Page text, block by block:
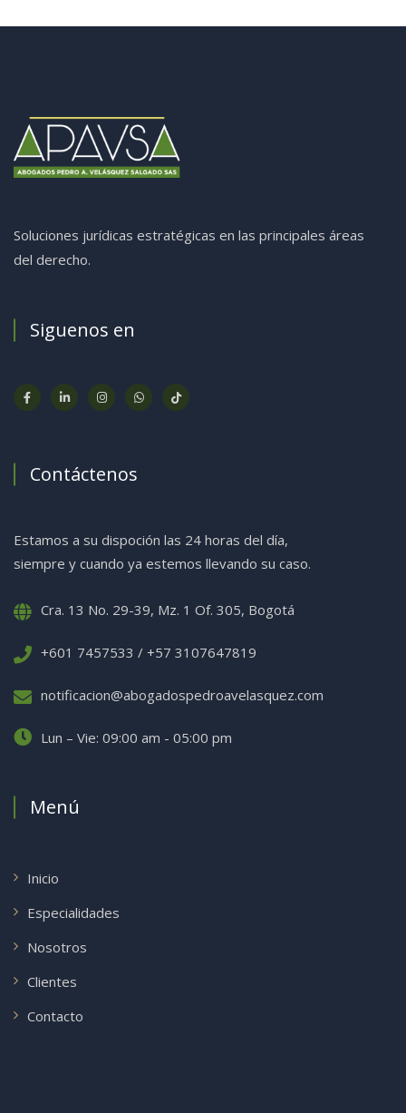
Soluciones jurídicas estratégicas en las principales áreas
del derecho.
Siguenos en
Contáctenos
Estamos a su dispoción las 24 horas del día,
siempre y cuando ya estemos llevando su caso.
Cra. 13 No. 29-39, Mz. 1 Of. 305, Bogotá
+601 7457533 / +57 3107647819
notificacion@abogadospedroavelasquez.com
Lun – Vie: 09:00 am - 05:00 pm
Menú
Inicio
Especialidades
Nosotros
Clientes
Contacto